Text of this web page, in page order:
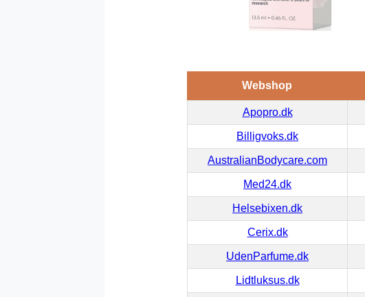
Webshop
Apopro.dk
Billigvoks.dk
AustralianBodycare.com
Med24.dk
Helsebixen.dk
Cerix.dk
UdenParfume.dk
Lidtluksus.dk